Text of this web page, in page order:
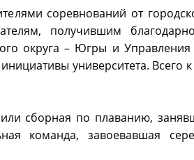
соревнований от
получившим
округа – Югры и Управления
университета. Всего
сборная по плаванию,
команда, завоевавшая